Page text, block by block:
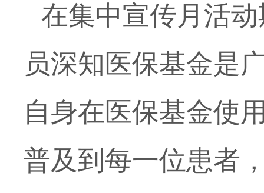
在集中宣传月活
员深知医保基金是
自身在医保基金使
普及到每一位患者